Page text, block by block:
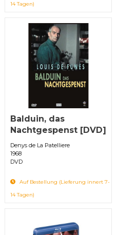
14 Tagen)
Balduin, das
Nachtgespenst [DVD]
Denys de La Patelliere
1968
DVD
Auf Bestellung (Lieferung innert 7-
14 Tagen)